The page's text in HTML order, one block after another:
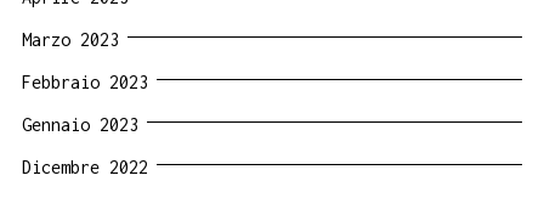
Marzo 2023
Febbraio 2023
Gennaio 2023
Dicembre 2022